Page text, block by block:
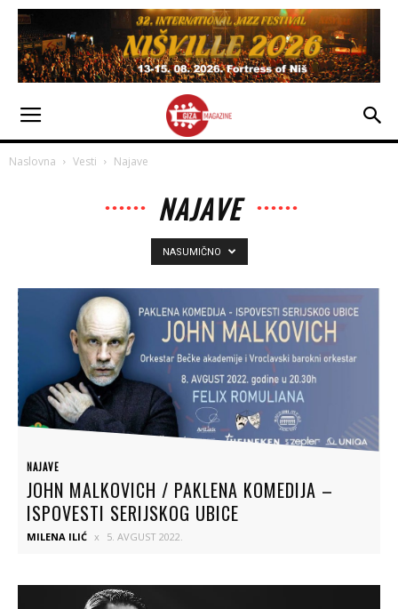
Naslovna Vesti Najave
NAJAVE
NASUMIČNO
NAJAVE
JOHN MALKOVICH / PAKLENA KOMEDIJA –
ISPOVESTI SERIJSKOG UBICE
MILENA ILIĆ 5. AVGUST 2022.